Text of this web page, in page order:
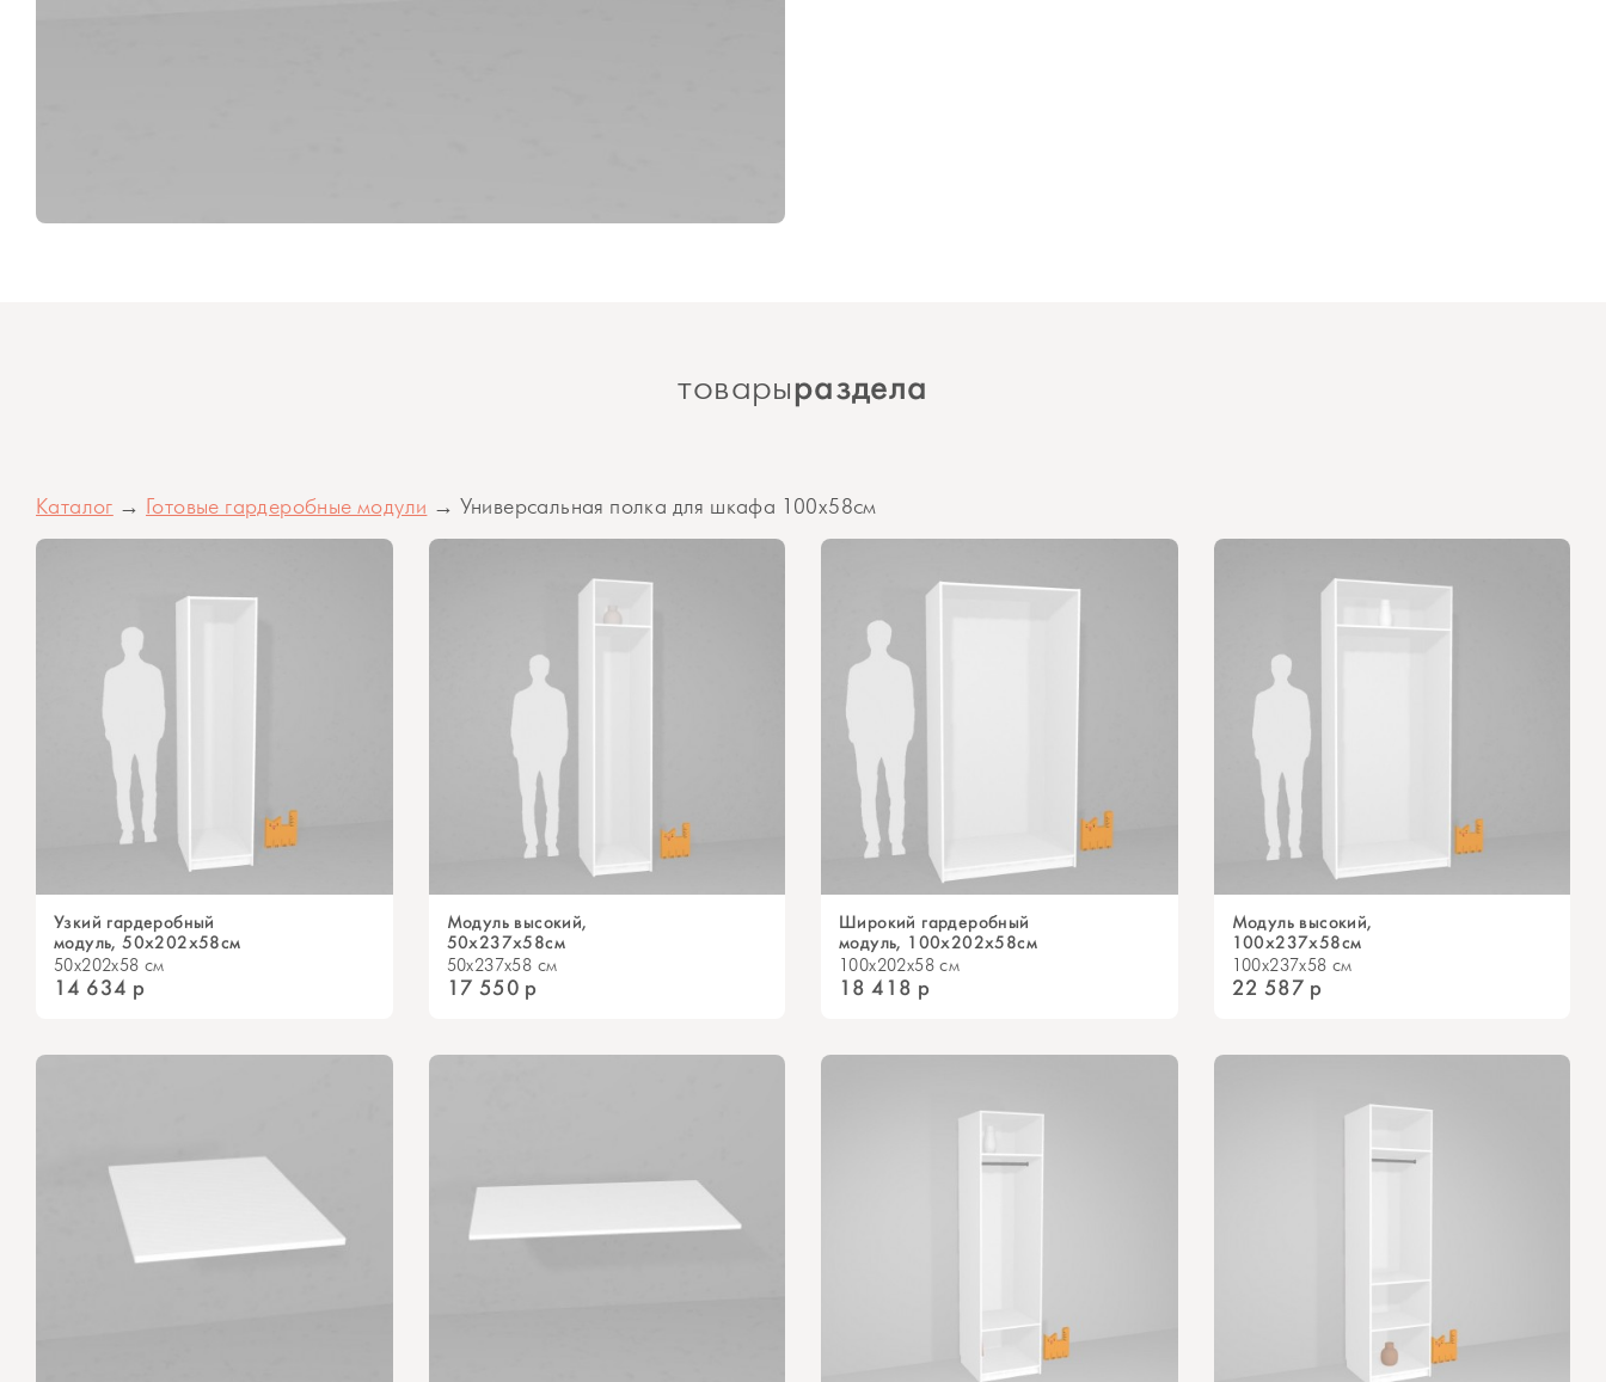
товарыраздела
Каталог → Готовые гардеробные модули → Универсальная полка для шкафа 100х58см
Узкий гардеробный
модуль, 50x202х58см
50x202x58 см
14 634 р
Модуль высокий,
50х237х58см
50x237x58 см
17 550 р
Широкий гардеробный
модуль, 100x202х58см
100x202x58 см
18 418 р
Модуль высокий,
100х237х58см
100x237x58 см
22 587 р